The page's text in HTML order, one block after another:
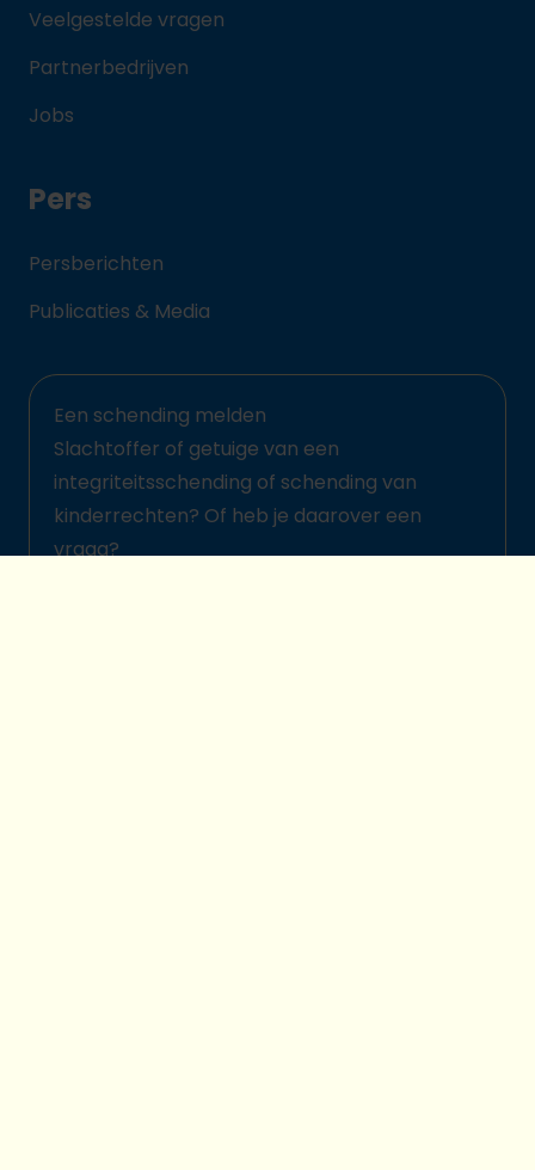
Veelgestelde vragen
Partnerbedrijven
Jobs
Pers
Persberichten
Publicaties & Media
Een schending melden
Slachtoffer of getuige van een
integriteitsschending of schending van
kinderrechten? Of heb je daarover een
vraag?